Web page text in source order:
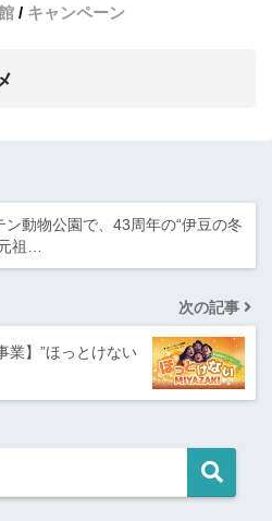
キャンペーン
ン動物公園で、43周年の“伊豆の冬
祖…
次の記事
業】”ほっとけない